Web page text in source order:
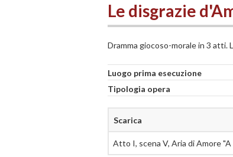
Le disgrazie
Dramma giocoso-morale in 3 atti.
Luogo prima esecuzione
Tipologia opera
Scarica
Atto I, scena V, Aria di Amore